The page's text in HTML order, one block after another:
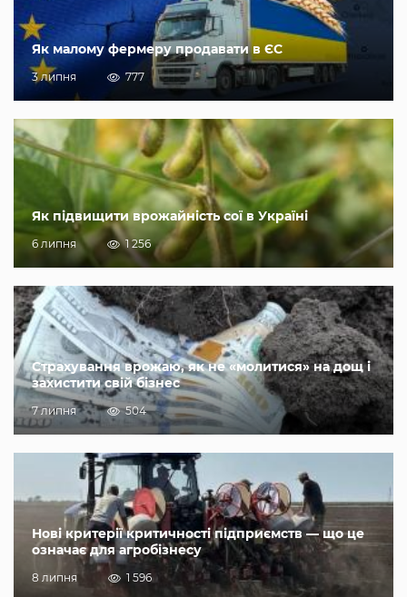
Як малому фермеру продавати в ЄС
3 липня 777
Як підвищити врожайність сої в Україні
6 липня 1 256
Страхування врожаю, як не «молитися» на дощ і
захистити свій бізнес
7 липня 504
Нові критерії критичності підприємств — що це
означає для агробізнесу
8 липня 1 596